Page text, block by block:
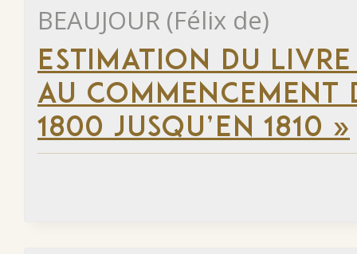
BEAUJOUR (Félix de)
ESTIMATION DU
AU COMMENCEMENT
1800 JUSQU’EN 1810 »